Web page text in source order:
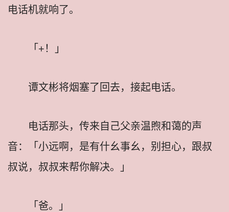
电话机就响了。
「+！」
谭文彬将烟塞了回去，接起电话。
电话那头，传来自己父亲温煦和蔼的声
音：「小远啊，是有什幺事幺，别担心，跟叔
叔说，叔叔来帮你解决。」
「爸。」